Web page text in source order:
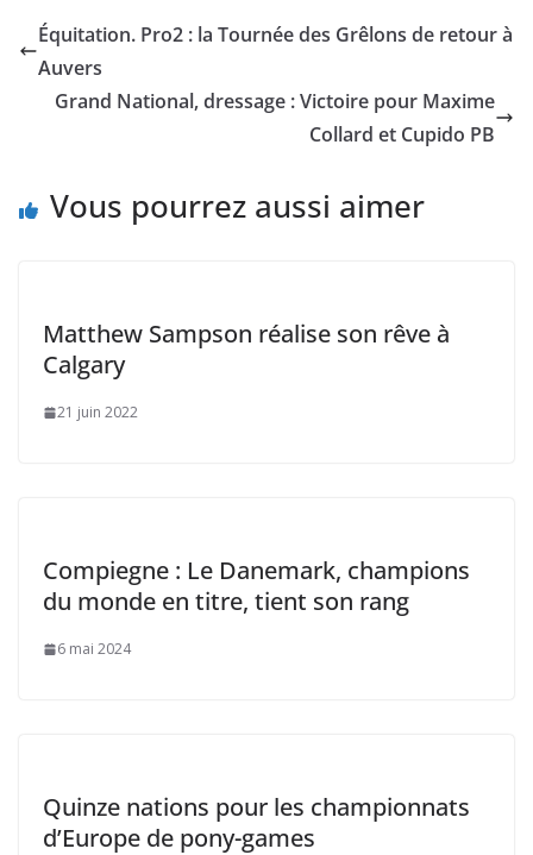
Équitation. Pro2 : la Tournée des Grêlons de retour à
Auvers
Grand National, dressage : Victoire pour Maxime
Collard et Cupido PB
Vous pourrez aussi aimer
Matthew Sampson réalise son rêve à
Calgary
21 juin 2022
Compiegne : Le Danemark, champions
du monde en titre, tient son rang
6 mai 2024
Quinze nations pour les championnats
d’Europe de pony-games